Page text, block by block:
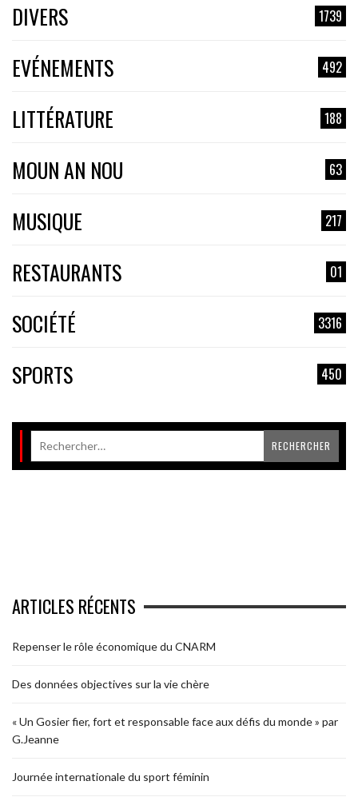
DIVERS 1739
EVÉNEMENTS 492
LITTÉRATURE 188
MOUN AN NOU 63
MUSIQUE 217
RESTAURANTS 01
SOCIÉTÉ 3316
SPORTS 450
ARTICLES RÉCENTS
Repenser le rôle économique du CNARM
Des données objectives sur la vie chère
« Un Gosier fier, fort et responsable face aux défis du monde » par
G.Jeanne
Journée internationale du sport féminin